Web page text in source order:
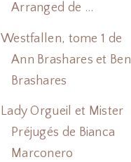
Arranged de ...
Westfallen, tome 1 de
Ann Brashares et Ben
Brashares
Lady Orgueil et Mister
Préjugés de Bianca
Marconero